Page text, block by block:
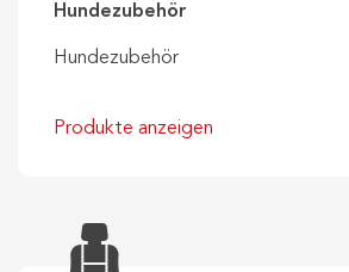
Hundezubehör
Hundezubehör
Produkte anzeigen